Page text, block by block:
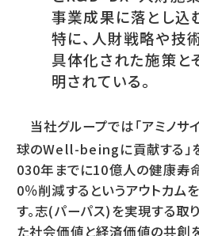
事業成果に落とし込
特に、人財戦略や技
具体化された施策と
明されている。
当社グループでは「アミノサ
球のWell-beingに貢献する」
030年までに10億人の健康寿
0％削減するというアウトカム
す。志(パーパス)を実現する取
た社会価値と経済価値の共